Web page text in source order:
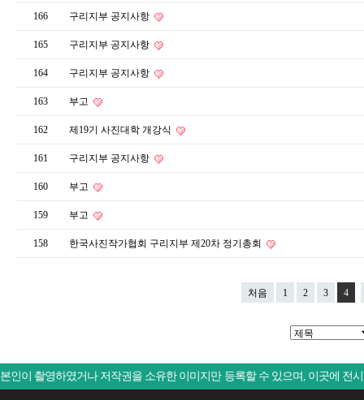
166 구리지부 공지사항
165 구리지부 공지사항
164 구리지부 공지사항
163 부고
162 제19기 사진대학 개강식
161 구리지부 공지사항
160 부고
159 부고
158 한국사진작가협회 구리지부 제20차 정기총회
처음 1 2 3 4
본인이 촬영하였거나 저작권을 소유한 이미지만 등록할 수 있으며, 이곳에 전